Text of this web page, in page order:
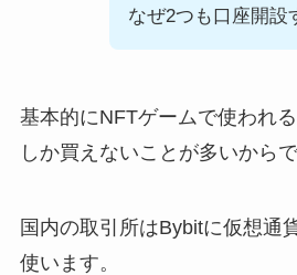
なぜ2つも口座開設
基本的にNFTゲームで使われ
しか買えないことが多いからで
国内の取引所はBybitに仮想通
使います。